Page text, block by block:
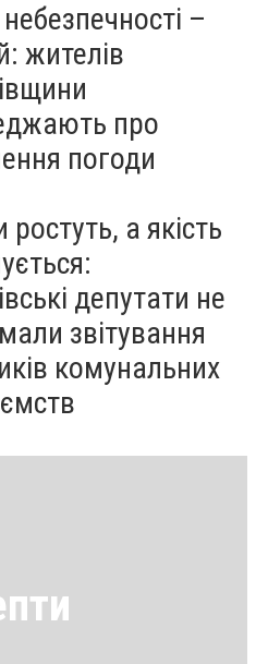
–
жителів
про
погоди
а якість
депутати не
звітування
комунальних